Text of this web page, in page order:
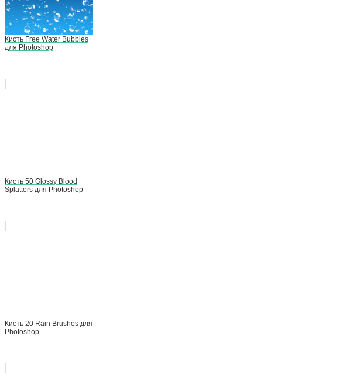
Кисть Free Water Bubbles
для Photoshop
Кисть 50 Glossy Blood
Splatters для Photoshop
Кисть 20 Rain Brushes для
Photoshop